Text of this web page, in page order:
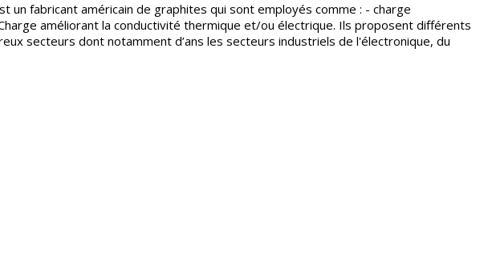
un fabricant américain de graphites qui sont employés comme : - charge
améliorant la conductivité thermique et/ou électrique. Ils proposent différents
secteurs dont notamment d’ans les secteurs industriels de l'électronique, du